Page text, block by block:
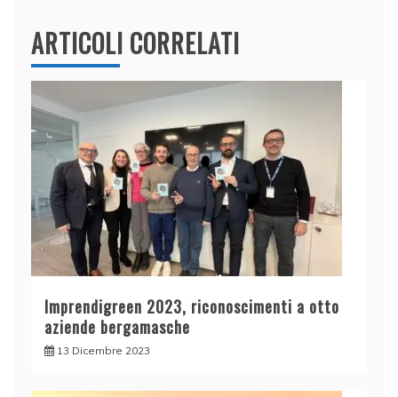
ARTICOLI CORRELATI
Imprendigreen 2023, riconoscimenti a otto
aziende bergamasche
13 Dicembre 2023